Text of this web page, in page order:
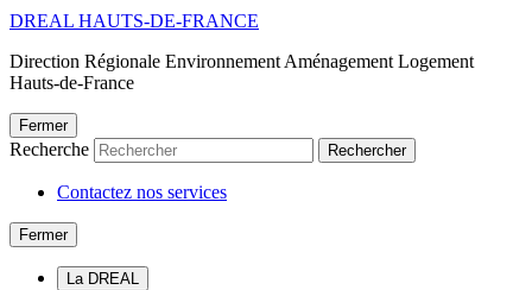
DREAL HAUTS-DE-FRANCE
Direction Régionale Environnement Aménagement Logement
Hauts-de-France
Fermer
Recherche Rechercher
Contactez nos services
Fermer
La DREAL